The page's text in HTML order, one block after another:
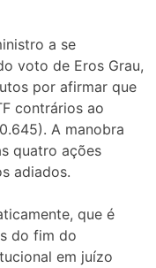
a se
voto de Eros Grau,
por afirmar que
contrários ao
A manobra
quatro ações
adiados.
que é
do fim do
em juízo